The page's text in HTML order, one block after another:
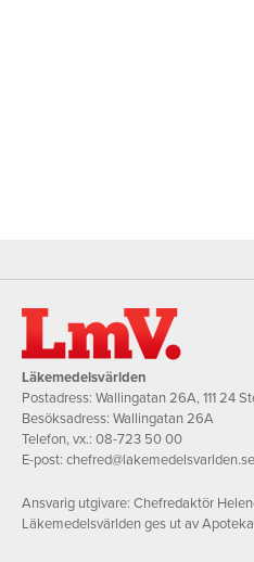
Läkemedelsvärlden
Postadress: Wallingatan 26A, 111 24
Besöksadress: Wallingatan 26A
Telefon, vx.: 08-723 50 00
E-post: chefred@lakemedelsvarlden.se
Ansvarig utgivare: Chefredaktör
Läkemedelsvärlden ges ut av